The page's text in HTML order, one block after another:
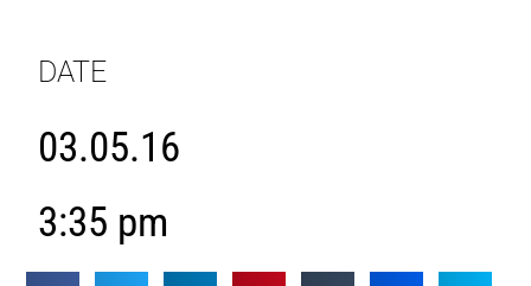
DATE
03.05.16
3:35 pm